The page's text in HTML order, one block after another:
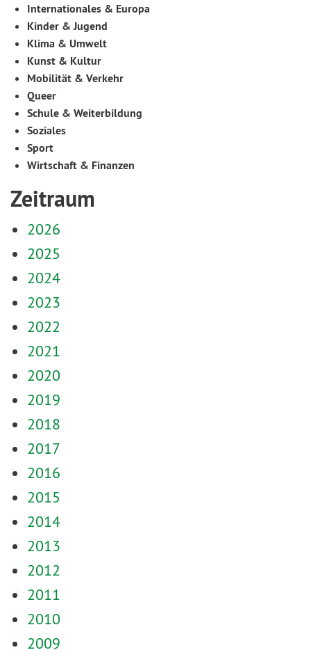
Internationales & Europa
Kinder & Jugend
Klima & Umwelt
Kunst & Kultur
Mobilität & Verkehr
Queer
Schule & Weiterbildung
Soziales
Sport
Wirtschaft & Finanzen
Zeitraum
2026
2025
2024
2023
2022
2021
2020
2019
2018
2017
2016
2015
2014
2013
2012
2011
2010
2009